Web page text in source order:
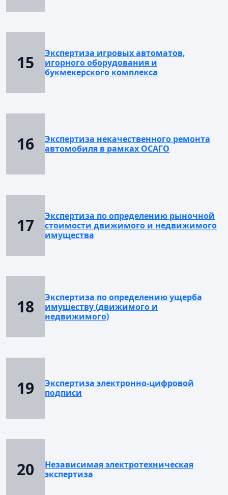
15
Экспертиза игровых автоматов,
игорного оборудования и
букмекерского комплекса
16
Экспертиза некачественного ремонта
автомобиля в рамках ОСАГО
17
Экспертиза по определению рыночной
стоимости движимого и недвижимого
имущества
18
Экспертиза по определению ущерба
имуществу (движимого и
недвижимого)
19
Экспертиза электронно-цифровой
подписи
20
Независимая электротехническая
экспертиза